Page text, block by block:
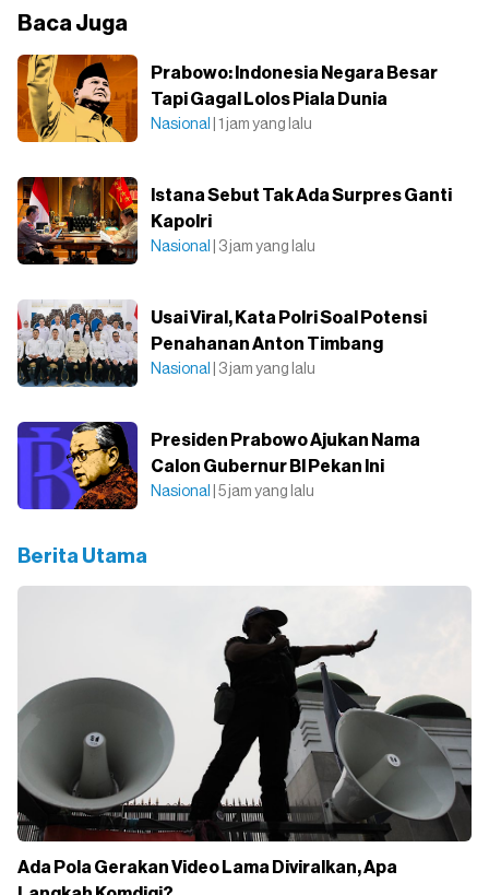
Baca Juga
Prabowo: Indonesia Negara Besar
Tapi Gagal Lolos Piala Dunia
Nasional | 1 jam yang lalu
Istana Sebut Tak Ada Surpres Ganti
Kapolri
Nasional | 3 jam yang lalu
Usai Viral, Kata Polri Soal Potensi
Penahanan Anton Timbang
Nasional | 3 jam yang lalu
Presiden Prabowo Ajukan Nama
Calon Gubernur BI Pekan Ini
Nasional | 5 jam yang lalu
Berita Utama
Ada Pola Gerakan Video Lama Diviralkan, Apa